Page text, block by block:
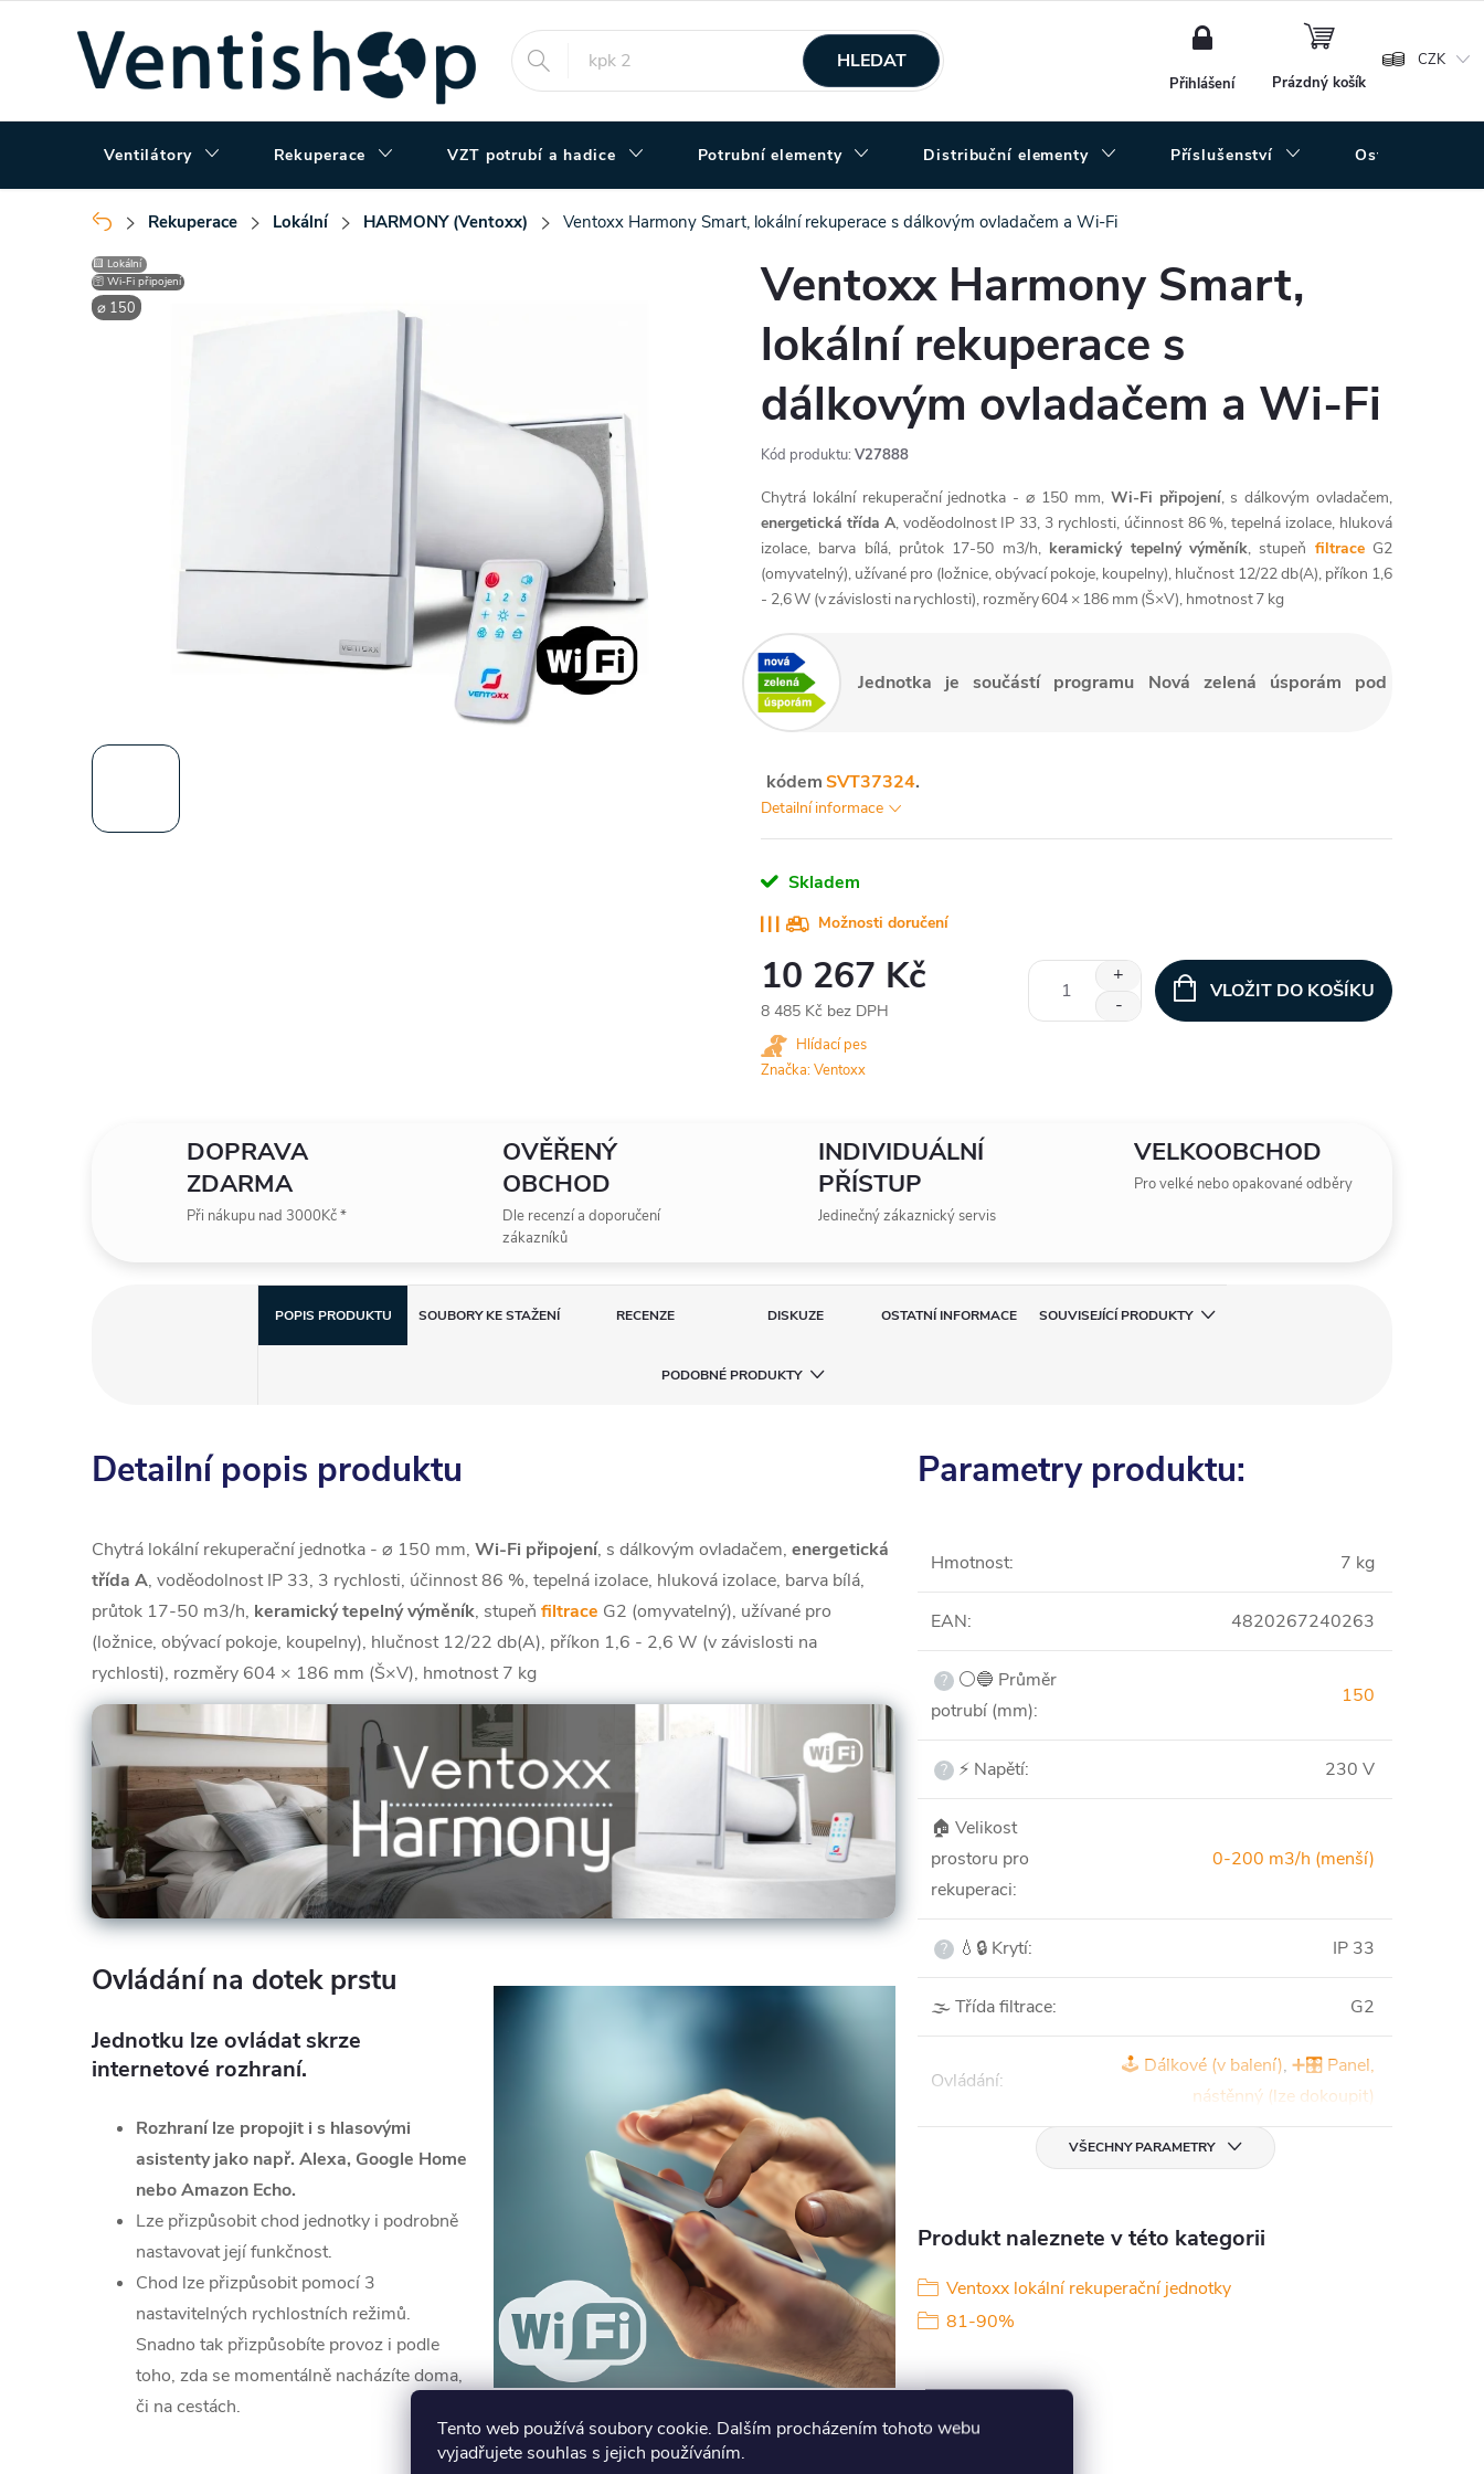
Tento web používá soubory cookie. Dalším procházením tohoto webu
vyjadřujete souhlas s jejich používáním.
CZK
HLEDAT
Přihlášení
NÁKUPNÍ
Prázdný košík
Ventilátory Rekuperace VZT potrubí a hadice Potrubní elementy Distribuční elementy Příslušenství Ostatní
Domů
Rekuperace Lokální HARMONY (Ventoxx) Ventoxx Harmony Smart, lokální rekuperace s dálkovým ovladačem a Wi-Fi
⌀ 150
🟨 Lokální
🛜 Wi-Fi připojení
Ventoxx Harmony Smart,
lokální rekuperace s
dálkovým ovladačem a Wi-Fi
Kód produktu: V27888
Chytrá lokální rekuperační jednotka - ⌀ 150 mm, Wi-Fi připojení, s dálkovým ovladačem,
energetická třída A, voděodolnost IP 33, 3 rychlosti, účinnost 86 %, tepelná izolace, hluková
izolace, barva bílá, průtok 17-50 m3/h, keramický tepelný výměník, stupeň filtraceG2
(omyvatelný), užívané pro (ložnice, obývací pokoje, koupelny), hlučnost 12/22 db(A), příkon 1,6
- 2,6 W (v závislosti na rychlosti), rozměry 604 × 186 mm (Š×V), hmotnost 7 kg
Jednotka je součástí programu Nová zelená úsporám pod
kódemSVT37324.
Detailní informace
Skladem
Možnosti doručení
10 267 Kč
8 485 Kč bez DPH
Měrná
cena:
VLOŽIT DO KOŠÍKU
Hlídací pes
Značka:Ventoxx
DOPRAVA
ZDARMA
Při nákupu nad 3000Kč *
OVĚŘENÝ
OBCHOD
Dle recenzí a doporučení
zákazníků
INDIVIDUÁLNÍ
PŘÍSTUP
Jedinečný zákaznický servis
VELKOOBCHOD
Pro velké nebo opakované odběry
POPIS PRODUKTU SOUBORY KE STAŽENÍ RECENZE DISKUZE OSTATNÍ INFORMACE SOUVISEJÍCÍ PRODUKTY
PODOBNÉ PRODUKTY
Detailní popis produktu
Chytrá lokální rekuperační jednotka - ⌀ 150 mm, Wi-Fi připojení, s dálkovým ovladačem, energetická
třída A, voděodolnost IP 33, 3 rychlosti, účinnost 86 %, tepelná izolace, hluková izolace, barva bílá,
průtok 17-50 m3/h, keramický tepelný výměník, stupeň filtrace G2 (omyvatelný), užívané pro
(ložnice, obývací pokoje, koupelny), hlučnost 12/22 db(A), příkon 1,6 - 2,6 W (v závislosti na
rychlosti), rozměry 604 × 186 mm (Š×V), hmotnost 7 kg
Ovládání na dotek prstu
Jednotku lze ovládat skrze
internetové rozhraní.
Rozhraní lze propojit i s hlasovými
asistenty jako např. Alexa, Google Home
nebo Amazon Echo.
Lze přizpůsobit chod jednotky i podrobně
nastavovat její funkčnost.
Chod lze přizpůsobit pomocí 3
nastavitelných rychlostních režimů.
Snadno tak přizpůsobíte provoz i podle
toho, zda se momentálně nacházíte doma,
či na cestách.
Parametry produktu:
Hmotnost: 7 kg
EAN: 4820267240263
? ⚪️🔵 Průměr
potrubí (mm):
150
? ⚡ Napětí: 230 V
🏠 Velikost
prostoru pro
rekuperaci:
0-200 m3/h (menší)
? 💧🔒 Krytí: IP 33
🌫️ Třída filtrace: G2
Ovládání:
🕹️ Dálkové (v balení), ➕🎛️ Panel,
nástěnný (lze dokoupit)
VŠECHNY PARAMETRY
Produkt naleznete v této kategorii
Ventoxx lokální rekuperační jednotky
81-90%